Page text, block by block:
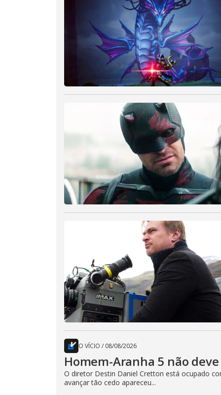
O VÍCIO / 08/08/2026
Homem-Aranha 5 não
O diretor Destin Daniel Cretton está ocupado
avançar tão cedo apareceu...